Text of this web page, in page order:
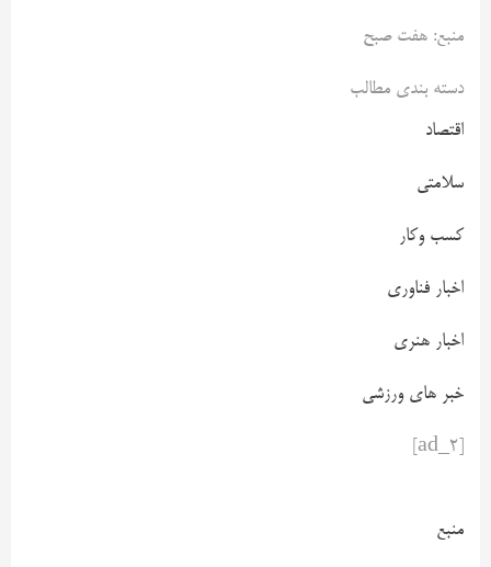
منبع: هفت صبح
دسته بندی مطالب
اقتصاد
سلامتی
کسب وکار
اخبار فناوری
اخبار هنری
خبر های ورزشی
منبع